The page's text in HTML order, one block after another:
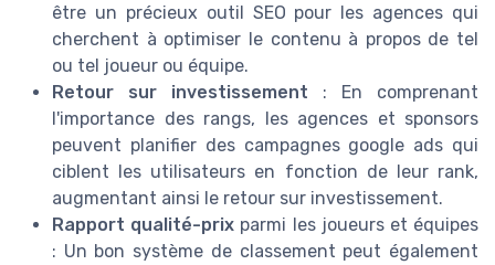
être un précieux outil SEO pour les agences qui
cherchent à optimiser le contenu à propos de tel
ou tel joueur ou équipe.
Retour sur investissement : En comprenant
l'importance des rangs, les agences et sponsors
peuvent planifier des campagnes google ads qui
ciblent les utilisateurs en fonction de leur rank,
augmentant ainsi le retour sur investissement.
Rapport qualité-prix parmi les joueurs et équipes
: Un bon système de classement peut également